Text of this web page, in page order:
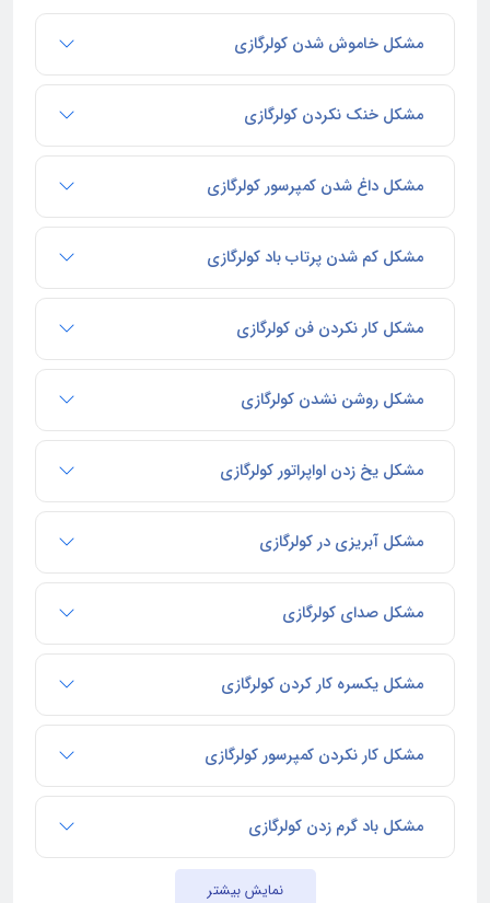
مشکل خاموش شدن کولرگازی
مشکل خنک نکردن کولرگازی
مشکل داغ شدن کمپرسور کولرگازی
مشکل کم شدن پرتاب باد کولرگازی
مشکل کار نکردن فن کولرگازی
مشکل روشن نشدن کولرگازی
مشکل یخ زدن اواپراتور کولرگازی
مشکل آبریزی در کولرگازی
مشکل صدای کولرگازی
مشکل یکسره کار کردن کولرگازی
مشکل کار نکردن کمپرسور کولرگازی
مشکل باد گرم زدن کولرگازی
نمایش بیشتر